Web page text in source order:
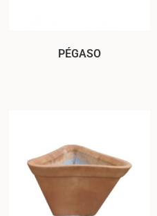
PÉGASO